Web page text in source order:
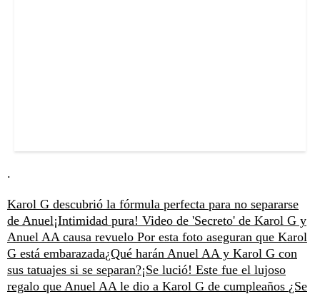
.
Karol G descubrió la fórmula perfecta para no separarse
de Anuel¡Intimidad pura! Video de 'Secreto' de Karol G y
Anuel AA causa revuelo Por esta foto aseguran que Karol
G está embarazada¿Qué harán Anuel AA y Karol G con
sus tatuajes si se separan?¡Se lució! Este fue el lujoso
regalo que Anuel AA le dio a Karol G de cumpleaños ¿Se